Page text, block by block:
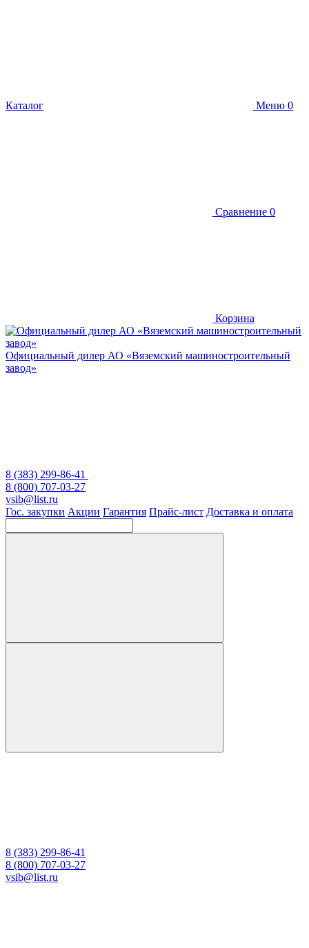
Каталог Меню 0
Сравнение 0
Корзина
Официальный дилер АО «Вяземский машиностроительный
завод»
8 (383) 299-86-41
8 (800) 707-03-27
vsib@list.ru
Гос. закупки Акции Гарантия Прайс-лист Доставка и оплата
8 (383) 299-86-41
8 (800) 707-03-27
vsib@list.ru